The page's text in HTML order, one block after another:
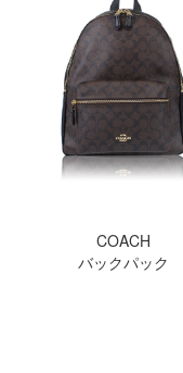
COACH
バックパック